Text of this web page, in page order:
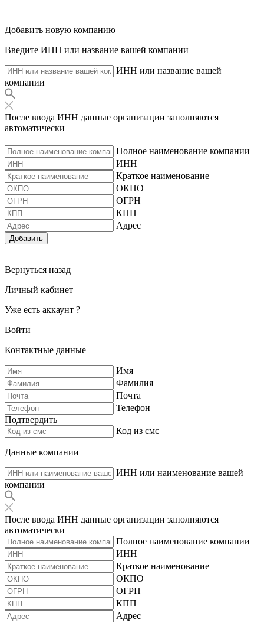
Добавить новую компанию
Введите ИНН или название вашей компании
ИНН или название вашей
компании
После ввода ИНН данные организации заполняются
автоматически
Полное наименование компании
ИНН
Краткое наименование
ОКПО
ОГРН
КПП
Адрес
Добавить
Вернуться назад
Личный кабинет
Уже есть аккаунт ?
Войти
Контактные данные
Имя
Фамилия
Почта
Телефон
Подтвердить
Код из смс
Данные компании
ИНН или наименование вашей
компании
После ввода ИНН данные организации заполняются
автоматически
Полное наименование компании
ИНН
Краткое наименование
ОКПО
ОГРН
КПП
Адрес